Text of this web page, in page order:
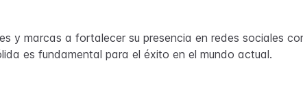
y marcas a fortalecer su presencia en redes sociales
es fundamental para el éxito en el mundo actual.